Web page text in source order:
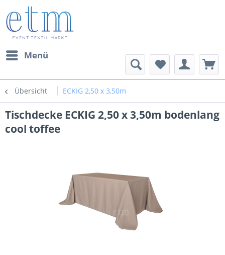
Menü
Übersicht ECKIG 2,50 x 3,50m
Tischdecke ECKIG 2,50 x 3,50m bodenlang
cool toffee